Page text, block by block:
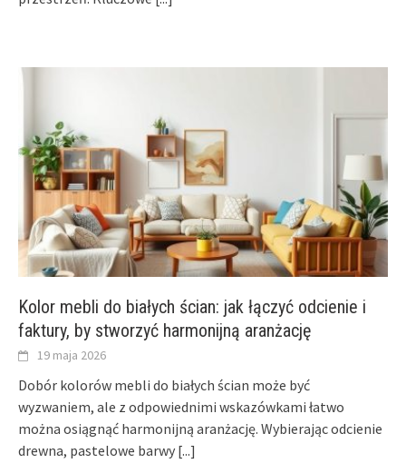
Kolor mebli do białych ścian: jak łączyć odcienie i
faktury, by stworzyć harmonijną aranżację
19 maja 2026
Dobór kolorów mebli do białych ścian może być
wyzwaniem, ale z odpowiednimi wskazówkami łatwo
można osiągnąć harmonijną aranżację. Wybierając odcienie
drewna, pastelowe barwy [...]